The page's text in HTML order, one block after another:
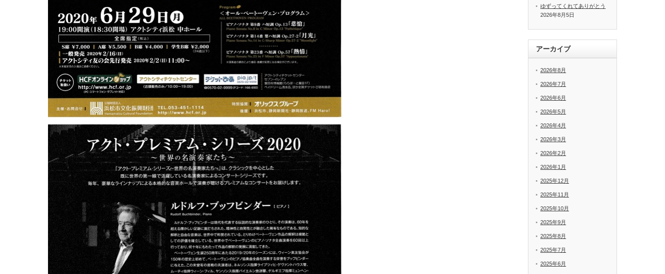
ゆずってくれてありがとう
2026年8月5日
アーカイブ
2026年8月
2026年7月
2026年6月
2026年5月
2026年4月
2026年3月
2026年2月
2026年1月
2025年12月
2025年11月
2025年10月
2025年9月
2025年8月
2025年7月
2025年6月